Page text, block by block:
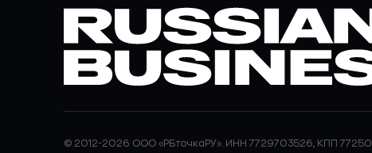
© 2012-2026 ООО «РБточкаРУ». ИНН 7729703526, КПП